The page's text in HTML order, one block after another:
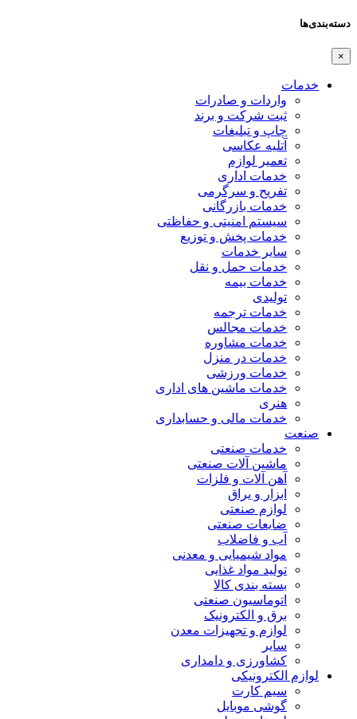
دسته‌بندی‌ها
×
خدمات
واردات و صادرات
ثبت شرکت و برند
چاپ و تبلیغات
آتلیه عکاسی
تعمیر لوازم
خدمات اداری
تفریح و سرگرمی
خدمات بازرگانی
سیستم امنیتی و حفاظتی
خدمات پخش و توزیع
سایر خدمات
خدمات حمل و نقل
خدمات بیمه
تولیدی
خدمات ترجمه
خدمات مجالس
خدمات مشاوره
خدمات در منزل
خدمات ورزشی
خدمات ماشین های اداری
هنری
خدمات مالی و حسابداری
صنعت
خدمات صنعتی
ماشین آلات صنعتی
آهن آلات و فلزات
ابزار و یراق
لوازم صنعتی
ضایعات صنعتی
آب و فاضلاب
مواد شیمیایی و معدنی
تولید مواد غذایی
بسته بندی کالا
اتوماسیون صنعتی
برق و الکترونیک
لوازم و تجهیزات معدن
سایر
کشاورزی و دامداری
لوازم الکترونیکی
سیم کارت
گوشی موبایل